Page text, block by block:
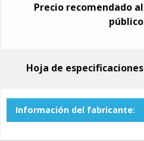
Precio recomendado al
público
Hoja de especificaciones
Información del fabricante: